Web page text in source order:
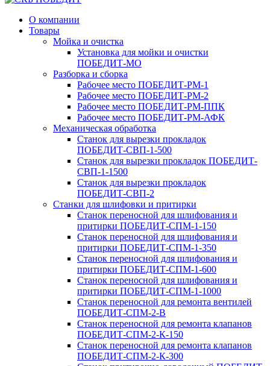
О компании
Товары
Мойка и очистка
Установка для мойки и очистки
ПОБЕДИТ‑МО
Разборка и сборка
Рабочее место ПОБЕДИТ‑РМ‑1
Рабочее место ПОБЕДИТ‑РМ‑2
Рабочее место ПОБЕДИТ‑РМ‑ППК
Рабочее место ПОБЕДИТ‑РМ‑АФК
Механическая обработка
Станок для вырезки прокладок
ПОБЕДИТ‑СВП‑1-500
Станок для вырезки прокладок ПОБЕДИТ-
СВП-1-1500
Станок для вырезки прокладок
ПОБЕДИТ‑СВП‑2
Станки для шлифовки и притирки
Станок переносной для шлифования и
притирки ПОБЕДИТ-СПМ-1-150
Станок переносной для шлифования и
притирки ПОБЕДИТ-СПМ-1-350
Станок переносной для шлифования и
притирки ПОБЕДИТ-СПМ-1-600
Станок переносной для шлифования и
притирки ПОБЕДИТ‑СПМ‑1-1000
Станок переносной для ремонта вентилей
ПОБЕДИТ‑СПМ‑2‑В
Станок переносной для ремонта клапанов
ПОБЕДИТ‑СПМ‑2‑К-150
Станок переносной для ремонта клапанов
ПОБЕДИТ-СПМ-2-К-300